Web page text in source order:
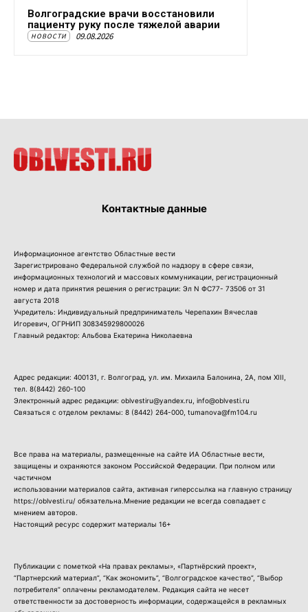
Волгоградские врачи восстановили
пациенту руку после тяжелой аварии
НОВОСТИ 09.08.2026
Контактные данные
Информационное агентство Областные вести
Зарегистрировано Федеральной службой по надзору в сфере связи,
информационных технологий и массовых коммуникации, регистрационный
номер и дата принятия решения о регистрации: Эл N ФС77- 73506 от 31
августа 2018
Учредитель: Индивидуальный предприниматель Черепахин Вячеслав
Игоревич, ОГРНИП 308345929800026
Главный редактор: Альбова Екатерина Николаевна
Адрес редакции: 400131, г. Волгоград, ул. им. Михаила Балонина, 2А, пом XIII,
тел. 8(8442) 260-100
Электронный адрес редакции: oblvestiru@yandex.ru, info@oblvesti.ru
Связаться с отделом рекламы: 8 (8442) 264-000 , tumanova@fm104.ru
Все права на материалы, размещенные на сайте ИА Областные вести,
защищены и охраняются законом Российской Федерации. При полном или
частичном
использовании материалов сайта, активная гиперссылка на главную страницу
https://oblvesti.ru/ обязательна.Мнение редакции не всегда совпадает с
мнением авторов.
Настоящий ресурс содержит материалы 16+
Публикации с пометкой «На правах рекламы», «Партнёрский проект»,
“Партнерский материал”, “Как экономить”, “Волгоградское качество”, “Выбор
потребителя” оплачены рекламодателем. Редакция сайта не несет
ответственности за достоверность информации, содержащейся в рекламных